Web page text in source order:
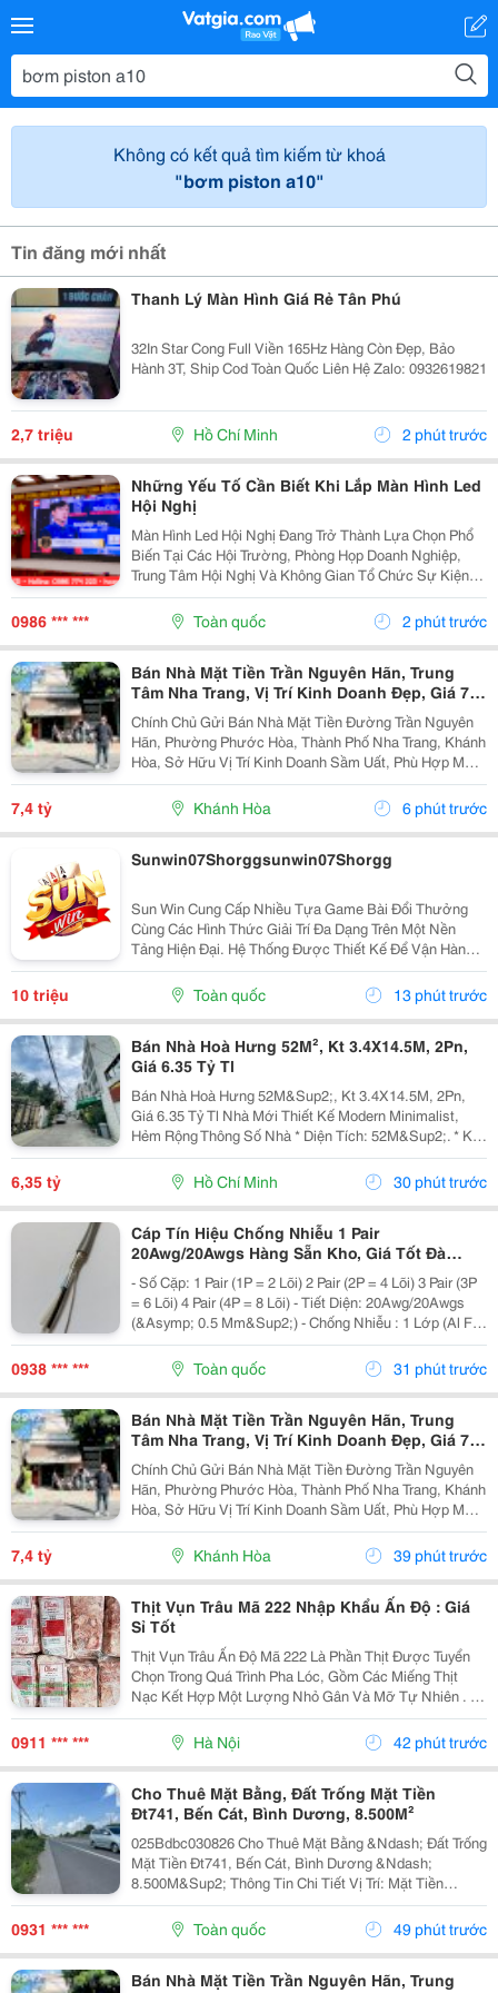
Không có kết quả tìm kiếm từ khoá
"bơm piston a10"
Tin đăng mới nhất
Thanh Lý Màn Hình Giá Rẻ Tân Phú
32In Star Cong Full Viền 165Hz Hàng Còn Đẹp, Bảo
Hành 3T, Ship Cod Toàn Quốc Liên Hệ Zalo: 0932619821
2,7 triệu Hồ Chí Minh 2 phút trước
Những Yếu Tố Cần Biết Khi Lắp Màn Hình Led
Hội Nghị
Màn Hình Led Hội Nghị Đang Trở Thành Lựa Chọn Phổ
Biến Tại Các Hội Trường, Phòng Họp Doanh Nghiệp,
Trung Tâm Hội Nghị Và Không Gian Tổ Chức Sự Kiện
Nhờ Khả Năng Hiển Thị Hình Ảnh Lớn, Rõ Nét Và Ổn
Định. Tuy Nhiên, Để Lựa Chọn Được Hệ Thống...
0986 *** *** Toàn quốc 2 phút trước
Bán Nhà Mặt Tiền Trần Nguyên Hãn, Trung
Tâm Nha Trang, Vị Trí Kinh Doanh Đẹp, Giá 7,4
Tỷ
Chính Chủ Gửi Bán Nhà Mặt Tiền Đường Trần Nguyên
Hãn, Phường Phước Hòa, Thành Phố Nha Trang, Khánh
Hòa, Sở Hữu Vị Trí Kinh Doanh Sầm Uất, Phù Hợp Mở
Cửa Hàng, Văn Phòng, Showroom Hoặc Đầu Tư Cho
Thuê Lâu Dài. Thông Tin Chi Tiết. - Địa Chỉ: Số...
7,4 tỷ Khánh Hòa 6 phút trước
Sunwin07Shorggsunwin07Shorgg
Sun Win Cung Cấp Nhiều Tựa Game Bài Đổi Thưởng
Cùng Các Hình Thức Giải Trí Đa Dạng Trên Một Nền
Tảng Hiện Đại. Hệ Thống Được Thiết Kế Để Vận Hành
Ổn Định, Truy Cập Nhanh Và Tương Thích Với Nhiều
Thiết Bị. Bên Cạnh Đó, Các Tính Năng Bảo Mật Cũng
Được...
10 triệu Toàn quốc 13 phút trước
Bán Nhà Hoà Hưng 52M², Kt 3.4X14.5M, 2Pn,
Giá 6.35 Tỷ Tl
Bán Nhà Hoà Hưng 52M&Sup2;, Kt 3.4X14.5M, 2Pn,
Giá 6.35 Tỷ Tl Nhà Mới Thiết Kế Modern Minimalist,
Hẻm Rộng Thông Số Nhà * Diện Tích: 52M&Sup2;. * Kt:
3.4M X 14.5M. * Kết Cấu: 1 Trệt 1 Lầu. * Chủ Hỗ Trợ
Hoàn Thiện Thêm 1 Phòng Ngủ Trước Khi Bàn...
6,35 tỷ Hồ Chí Minh 30 phút trước
Cáp Tín Hiệu Chống Nhiễu 1 Pair
20Awg/20Awgs Hàng Sẵn Kho, Giá Tốt Đà
Nẵng, Huế
- Số Cặp: 1 Pair (1P = 2 Lõi) 2 Pair (2P = 4 Lõi) 3 Pair (3P
= 6 Lõi) 4 Pair (4P = 8 Lõi) - Tiết Diện: 20Awg/20Awgs
(&Asymp; 0.5 Mm&Sup2;) - Chống Nhiễu : 1 Lớp (Al Foil
)/ 2 Lớp Chống Nhiễu (Al Foil + Lớp Lưới Chống Nhiễu) -
Vật Liệu: Đồng...
0938 *** *** Toàn quốc 31 phút trước
Bán Nhà Mặt Tiền Trần Nguyên Hãn, Trung
Tâm Nha Trang, Vị Trí Kinh Doanh Đẹp, Giá 7,4
Tỷ
Chính Chủ Gửi Bán Nhà Mặt Tiền Đường Trần Nguyên
Hãn, Phường Phước Hòa, Thành Phố Nha Trang, Khánh
Hòa, Sở Hữu Vị Trí Kinh Doanh Sầm Uất, Phù Hợp Mở
Cửa Hàng, Văn Phòng, Showroom Hoặc Đầu Tư Cho
Thuê Lâu Dài. Thông Tin Chi Tiết. - Địa Chỉ: Số...
7,4 tỷ Khánh Hòa 39 phút trước
Thịt Vụn Trâu Mã 222 Nhập Khẩu Ấn Độ : Giá
Sỉ Tốt
Thịt Vụn Trâu Ấn Độ Mã 222 Là Phần Thịt Được Tuyển
Chọn Trong Quá Trình Pha Lóc, Gồm Các Miếng Thịt
Nạc Kết Hợp Một Lượng Nhỏ Gân Và Mỡ Tự Nhiên . Tỷ
Lệ Này Giúp Thịt Giữ Được Độ Mềm, Vị Ngọt Và
Hương Thơm Đặc Trưng Sau Khi Chế Biến. Sản
Phẩm...
0911 *** *** Hà Nội 42 phút trước
Cho Thuê Mặt Bằng, Đất Trống Mặt Tiền
Đt741, Bến Cát, Bình Dương, 8.500M²
025Bdbc030826 Cho Thuê Mặt Bằng &Ndash; Đất Trống
Mặt Tiền Đt741, Bến Cát, Bình Dương &Ndash;
8.500M&Sup2; Thông Tin Chi Tiết Vị Trí: Mặt Tiền
Đường Đt741, Tp. Bến Cát, Bình Dương. Tổng Diện
Tích: 8.500M&Sup2; Hiện Trạng: Đất Nông Nghiệp,
0931 *** *** Toàn quốc 49 phút trước
Bán Nhà Mặt Tiền Trần Nguyên Hãn, Trung